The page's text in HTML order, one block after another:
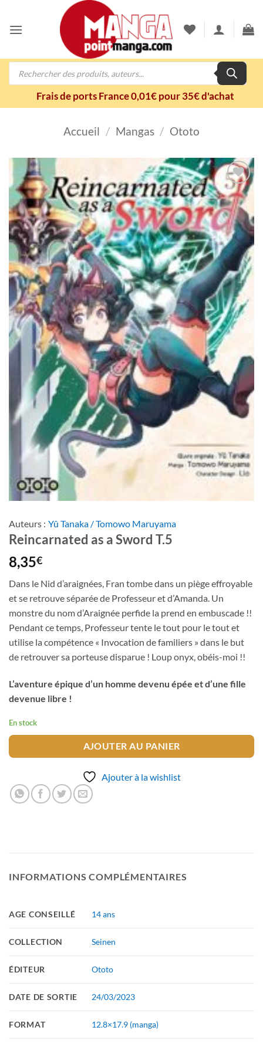
contenu
Recherche
Frais de ports France 0,01€ pour 35€ d'achat
Accueil / Mangas / Ototo
Ajouter
à la
wishlist
Auteurs : Yû Tanaka / Tomowo Maruyama
Reincarnated as a Sword T.5
8,35€
Dans le Nid d’araignées, Fran tombe dans un piège effroyable
et se retrouve séparée de Professeur et d’Amanda. Un
monstre du nom d’Araignée perfide la prend en embuscade !!
Pendant ce temps, Professeur tente le tout pour le tout et
utilise la compétence « Invocation de familiers » dans le but
de retrouver sa porteuse disparue ! Loup onyx, obéis-moi !!
L’aventure épique d’un homme devenu épée et d’une fille
devenue libre !
En stock
AJOUTER AU PANIER
Ajouter à la wishlist
INFORMATIONS COMPLÉMENTAIRES
AGE CONSEILLÉ 14 ans
COLLECTION Seinen
ÉDITEUR Ototo
DATE DE SORTIE 24/03/2023
FORMAT 12.8×17.9 (manga)